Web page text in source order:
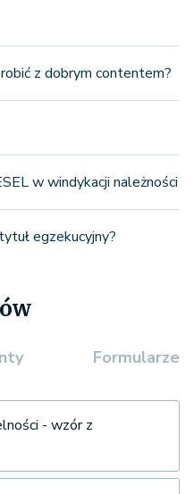
z dobrym contentem?
w windykacji należności
egzekucyjny?
Formularze
- wzór z